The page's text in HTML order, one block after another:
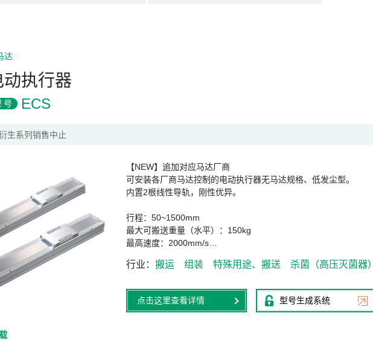
达
动执行器
号 ECS
生系列销售中止
【NEW】追加对应马达厂商
可安装各厂商马达控制的电动执行器无马达规格、低发尘型。
内置2根线性导轨，刚性优异。
行程：50~1500mm
最大可搬送重量（水平）：150kg
最高速度：2000mm/s…
行业 搬运 组装 特殊用途、搬送 杀菌（高压灭菌器）
点击这里查看详情 型号生成系统